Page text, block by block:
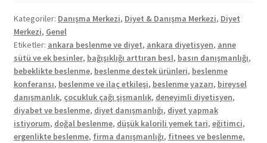
Kategoriler: Danışma Merkezi, Diyet & Danışma Merkezi, Diyet
Merkezi, Genel
Etiketler: ankara beslenme ve diyet, ankara diyetisyen, anne
sütü ve ek besinler, bağışıklığı arttıran besl, basın danışmanlığı,
bebeklikte beslenme, beslenme destek ürünleri, beslenme
konferansı, beslenme ve ilaç etkileşi, beslenme yazarı, bireysel
danışmanlık, çocukluk çağı şişmanlık, deneyimli diyetisyen,
diyabet ve beslenme, diyet danışmanlığı, diyet yapmak
istiyorum, doğal beslenme, düşük kalorili yemek tari, eğitimci,
ergenlikte beslenme, firma danışmanlığı, fitnees ve beslenme,